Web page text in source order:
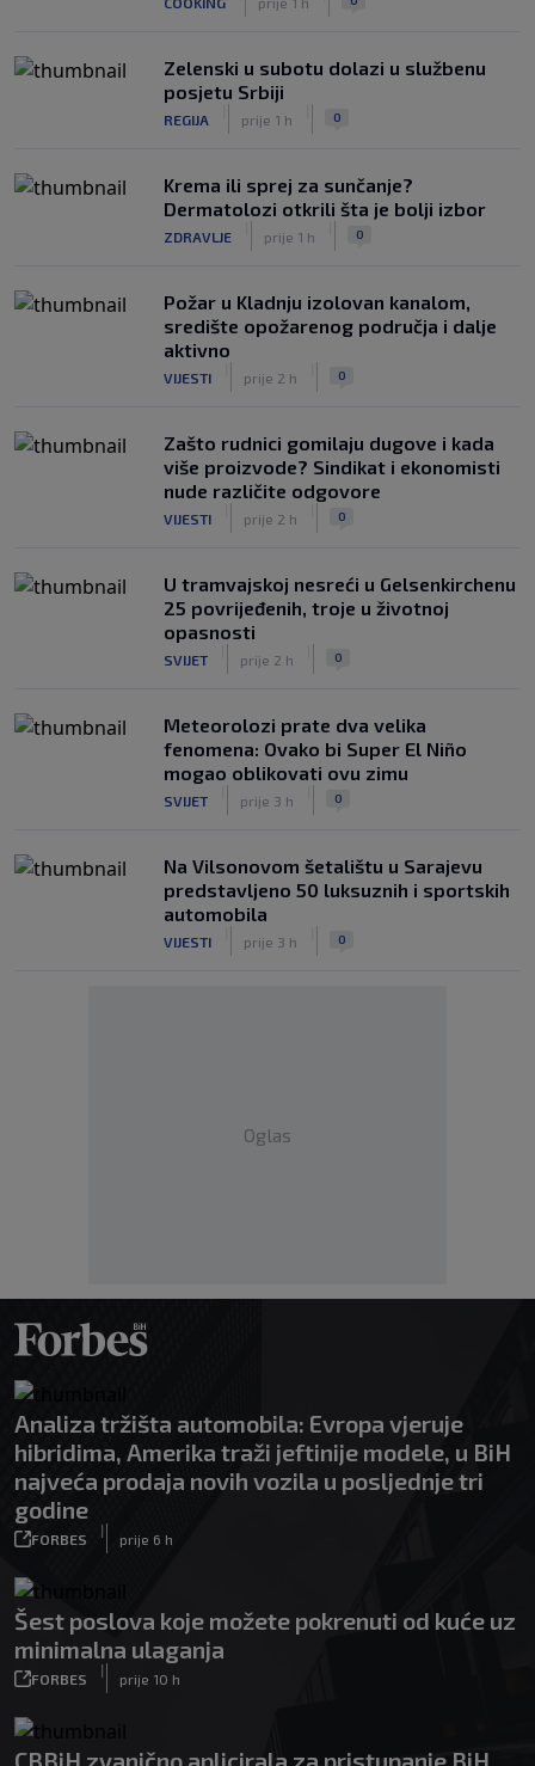
„gomila slabića“ u UEFA-i
Zelenski u subotu dolazi u službenu
posjetu Srbiji
REGIJA prije 1 h 0
Krema ili sprej za sunčanje?
Dermatolozi otkrili šta je bolji izbor
ZDRAVLJE prije 1 h 0
Požar u Kladnju izolovan kanalom,
središte opožarenog područja i dalje
aktivno
VIJESTI prije 2 h 0
Zašto rudnici gomilaju dugove i kada
više proizvode? Sindikat i ekonomisti
nude različite odgovore
VIJESTI prije 2 h 0
U tramvajskoj nesreći u Gelsenkirchenu
25 povrijeđenih, troje u životnoj
opasnosti
SVIJET prije 2 h 0
Meteorolozi prate dva velika
fenomena: Ovako bi Super El Niño
mogao oblikovati ovu zimu
SVIJET prije 3 h 0
Na Vilsonovom šetalištu u Sarajevu
predstavljeno 50 luksuznih i sportskih
automobila
VIJESTI prije 3 h 0
Oglas
Analiza tržišta automobila: Evropa vjeruje
hibridima, Amerika traži jeftinije modele, u BiH
najveća prodaja novih vozila u posljednje tri
godine
FORBES
|
prije 6 h
Šest poslova koje možete pokrenuti od kuće uz
minimalna ulaganja
FORBES
|
prije 10 h
CBBiH zvanično aplicirala za pristupanje BiH